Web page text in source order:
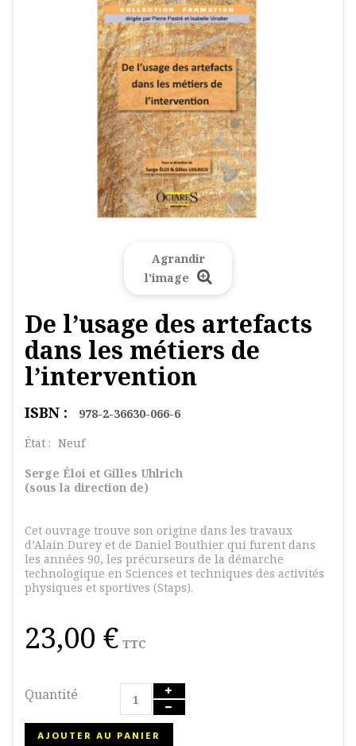
Agrandir
l'image
De l’usage des artefacts
dans les métiers de
l’intervention
ISBN :
978-2-36630-066-6
État : Neuf
Serge Éloi et Gilles Uhlrich
(sous la direction de)
Cet ouvrage trouve son origine dans les travaux
d’Alain Durey et de Daniel Bouthier qui furent dans
les années 90, les précurseurs de la démarche
technologique en Sciences et techniques des activités
physiques et sportives (Staps).
23,00 € TTC
Quantité
AJOUTER AU PANIER